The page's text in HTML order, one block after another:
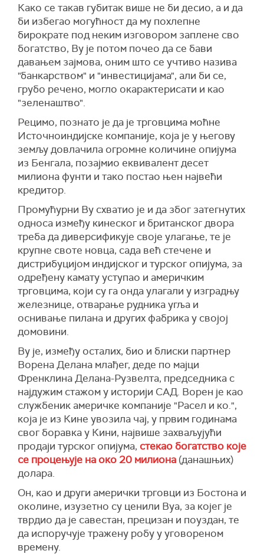
Како се такав губитак више не би десио, а и да
би избегао могућност да му похлепне
бирократе под неким изговором заплене сво
богатство, Ву је потом почео да се бави
давањем зајмова, оним што се учтиво назива
"банкарством" и "инвестицијама", али би се,
грубо речено, могло окарактерисати и као
"зеленаштво".
Рецимо, познато је да је трговцима моћне
Источноиндијске компаније, која је у његову
земљу довлачила огромне количине опијума
из Бенгала, позајмио еквивалент десет
милиона фунти и тако постао њен највећи
кредитор.
Промућурни Ву схватио је и да због затегнутих
односа између кинеског и британског двора
треба да диверсификује своје улагање, те је
крупне своте новца, сада већ стечене и
дистрибуцијом индијског и турског опијума, за
одређену камату уступао и америчким
трговцима, који су га онда улагали у изградњу
железнице, отварање рудника угља и
оснивање пилана и других фабрика у својој
домовини.
Ву је, између осталих, био и блиски партнер
Ворена Делана млађег, деде по мајци
Френклина Делана-Рузвелта, председника с
најдужим стажом у историји САД. Ворен је као
службеник америчке компаније "Расел и ко.",
која је из Кине увозила чај, у првим годинама
свог боравка у Кини, највише захваљујући
продаји турског опијума, стекао богатство које
се процењује на око 20 милиона (данашњих)
долара.
Он, као и други амерички трговци из Бостона и
околине, изузетно су ценили Вуа, за којег је
тврдио да је савестан, прецизан и поуздан, те
да испоручује тражену робу у уговореном
времену.